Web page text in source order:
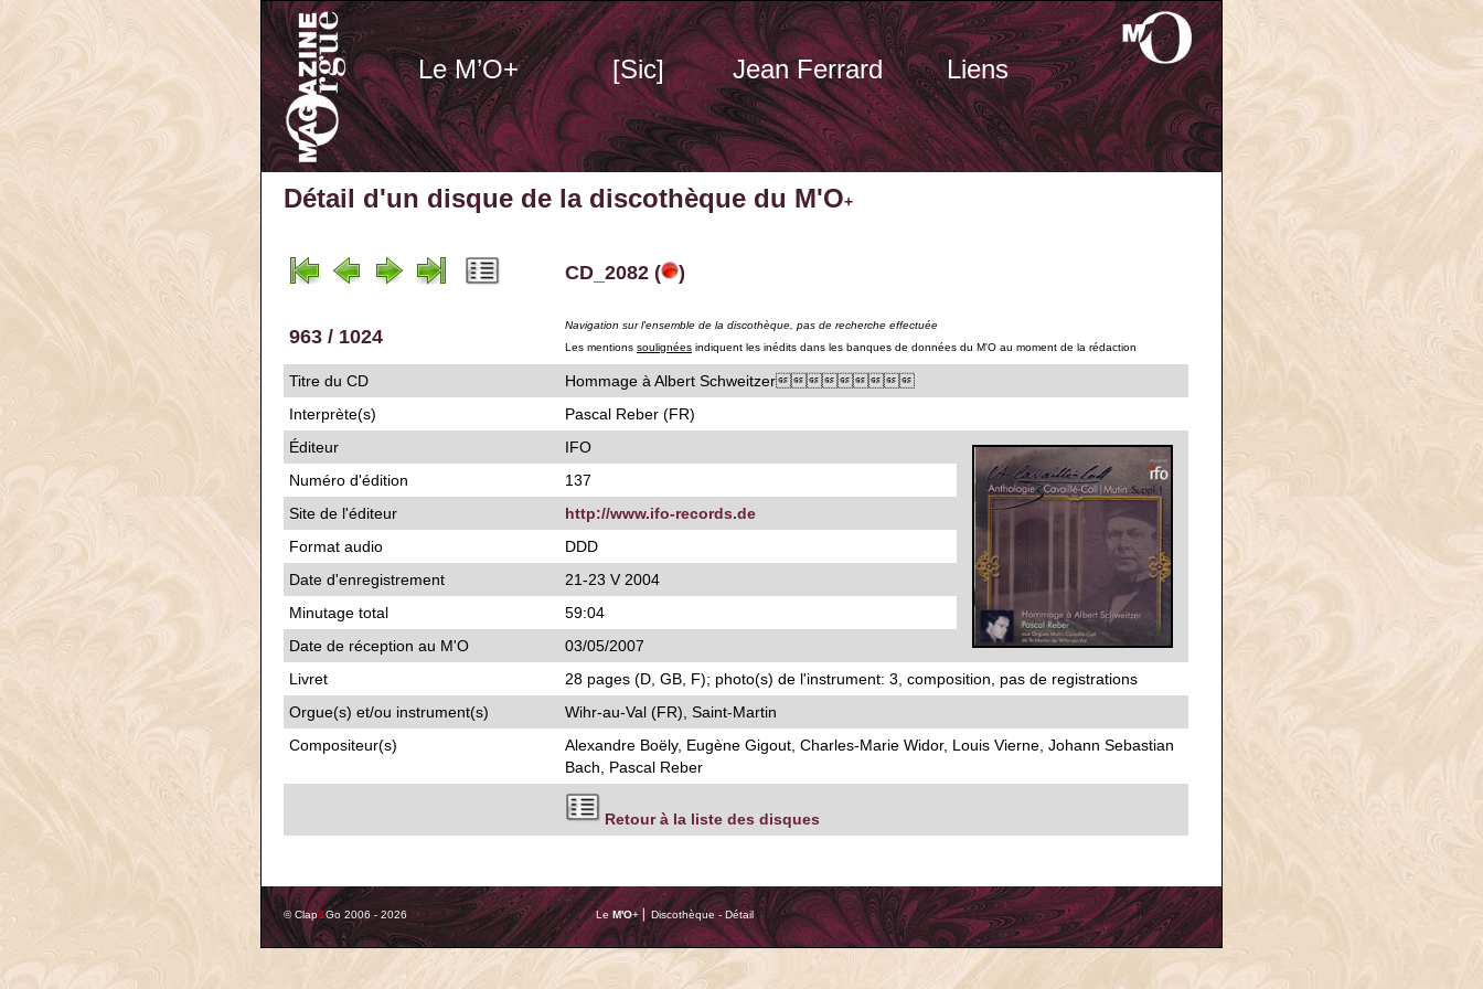
Le M’O+ [Sic] Jean Ferrard Liens
Détail d'un disque de la discothèque du M'O+
CD_2082 ( )
963 / 1024
Navigation sur l'ensemble de la discothèque, pas de recherche effectuée
Les mentions soulignées indiquent les inédits dans les banques de données du M'O au moment de la rédaction
Titre du CD
Hommage à Albert Schweitzer
Interprète(s)
Pascal Reber (FR)
Éditeur
IFO
Numéro d'édition
137
Site de l'éditeur
http://www.ifo-records.de
Format audio
DDD
Date d'enregistrement
21-23 V 2004
Minutage total
59:04
Date de réception au M'O
03/05/2007
Livret
28 pages (D, GB, F); photo(s) de l'instrument: 3, composition, pas de registrations
Orgue(s) et/ou instrument(s)
Wihr-au-Val (FR), Saint-Martin
Compositeur(s)
Alexandre Boëly, Eugène Gigout, Charles-Marie Widor, Louis Vierne, Johann Sebastian
Bach, Pascal Reber
Retour à la liste des disques
© Clap&Go 2006 - 2026 Le M'O+ ⎢ Discothèque - Détail